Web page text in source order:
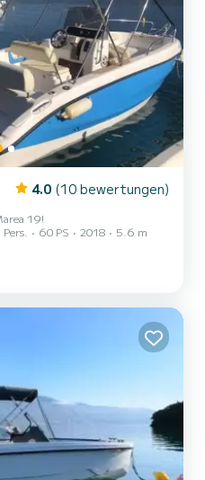
4.0 (10 bewertungen)
19!
60 PS 2018
5.6 m